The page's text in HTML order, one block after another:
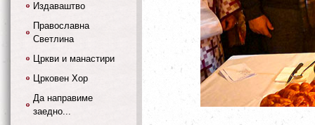
Издаваштво
Православна
Светлина
Цркви и манастири
Црковен Хор
Да направиме
заедно...